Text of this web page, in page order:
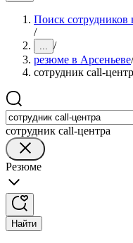
Поиск сотрудников
/
... /
резюме в Арсеньеве/
сотрудник call-
сотрудник call-центра
Резюме
Найти